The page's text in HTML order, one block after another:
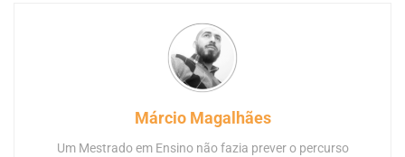
Márcio Magalhães
Um Mestrado em Ensino não fazia prever o percurso